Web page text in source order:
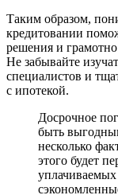
Таким образом,
кредитовании
решения и
Не забывайте
специалистов и
с ипотекой.
Досрочное
быть
несколько
этого будет